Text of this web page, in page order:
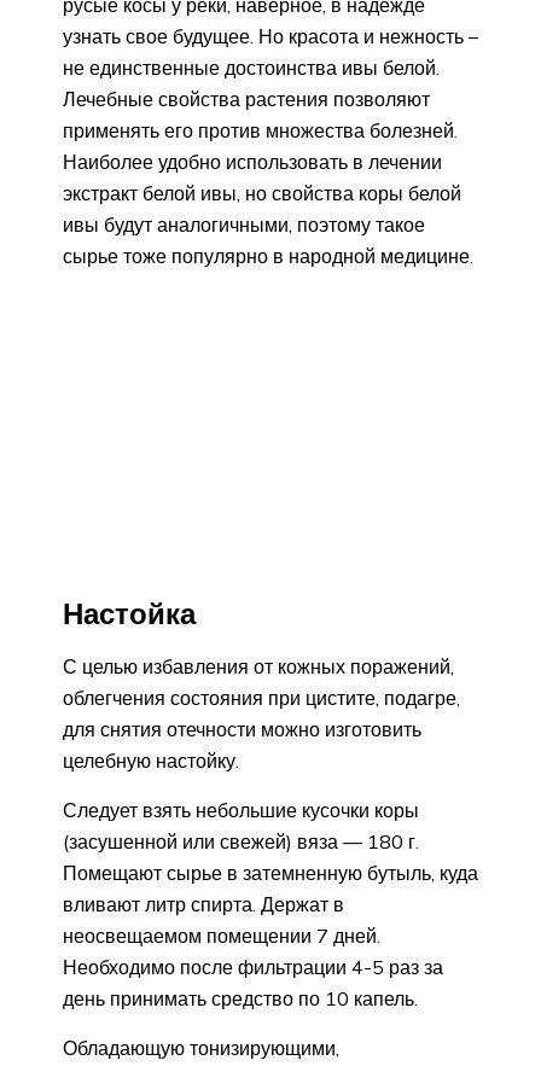
русые косы у реки, наверное, в надежде
узнать свое будущее. Но красота и нежность –
не единственные достоинства ивы белой.
Лечебные свойства растения позволяют
применять его против множества болезней.
Наиболее удобно использовать в лечении
экстракт белой ивы, но свойства коры белой
ивы будут аналогичными, поэтому такое
сырье тоже популярно в народной медицине.
Настойка
С целью избавления от кожных поражений,
облегчения состояния при цистите, подагре,
для снятия отечности можно изготовить
целебную настойку.
Следует взять небольшие кусочки коры
(засушенной или свежей) вяза — 180 г.
Помещают сырье в затемненную бутыль, куда
вливают литр спирта. Держат в
неосвещаемом помещении 7 дней.
Необходимо после фильтрации 4-5 раз за
день принимать средство по 10 капель.
Обладающую тонизирующими,